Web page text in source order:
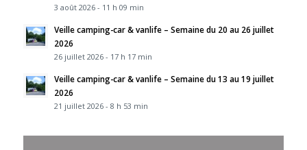
3 août 2026 - 11 h 09 min
Veille camping-car & vanlife – Semaine du 20 au 26 juillet
2026
26 juillet 2026 - 17 h 17 min
Veille camping-car & vanlife – Semaine du 13 au 19 juillet
2026
21 juillet 2026 - 8 h 53 min